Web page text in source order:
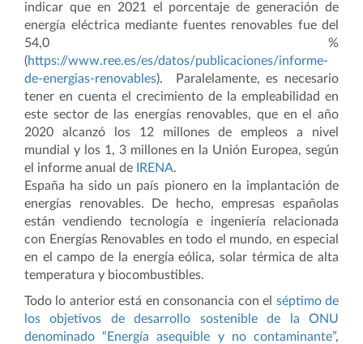
indicar que en 2021 el porcentaje de generación de
energía eléctrica mediante fuentes renovables fue del
54,0 %
(https://www.ree.es/es/datos/publicaciones/informe-
de-energias-renovables). Paralelamente, es necesario
tener en cuenta el crecimiento de la empleabilidad en
este sector de las energías renovables, que en el año
2020 alcanzó los 12 millones de empleos a nivel
mundial y los 1, 3 millones en la Unión Europea, según
el informe anual de
IRENA.
España ha sido un país pionero en la implantación de
energías renovables. De hecho, empresas españolas
están vendiendo tecnología e ingeniería relacionada
con Energías Renovables en todo el mundo, en especial
en el campo de la energía eólica, solar térmica de alta
temperatura y biocombustibles.
Todo lo anterior está en consonancia con el séptimo de
los objetivos de desarrollo sostenible de la ONU
denominado “Energía asequible y no contaminante”,